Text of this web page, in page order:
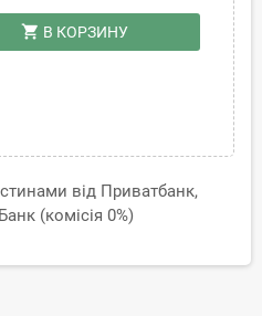
shopping_cart В КОРЗИНУ
від Приватбанк,
(комісія 0%)